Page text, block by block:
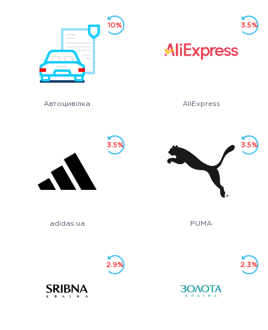
Автоцивілка
10%
AliExpress
3.5%
adidas.ua
3.5%
PUMA
3.5%
2.9% 2.3%